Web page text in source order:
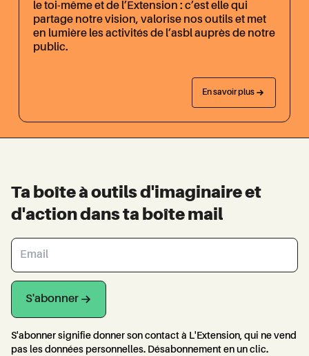
le toi-même et de l’Extension : c’est elle qui
partage notre vision, valorise nos outils et met
en lumière les activités de l’asbl auprès de notre
public.
En savoir plus
Ta boîte à outils d'imaginaire et
d'action dans ta boîte mail
S'abonner
S'abonner signifie donner son contact à L'Extension, qui ne vend
pas les données personnelles. Désabonnement en un clic.